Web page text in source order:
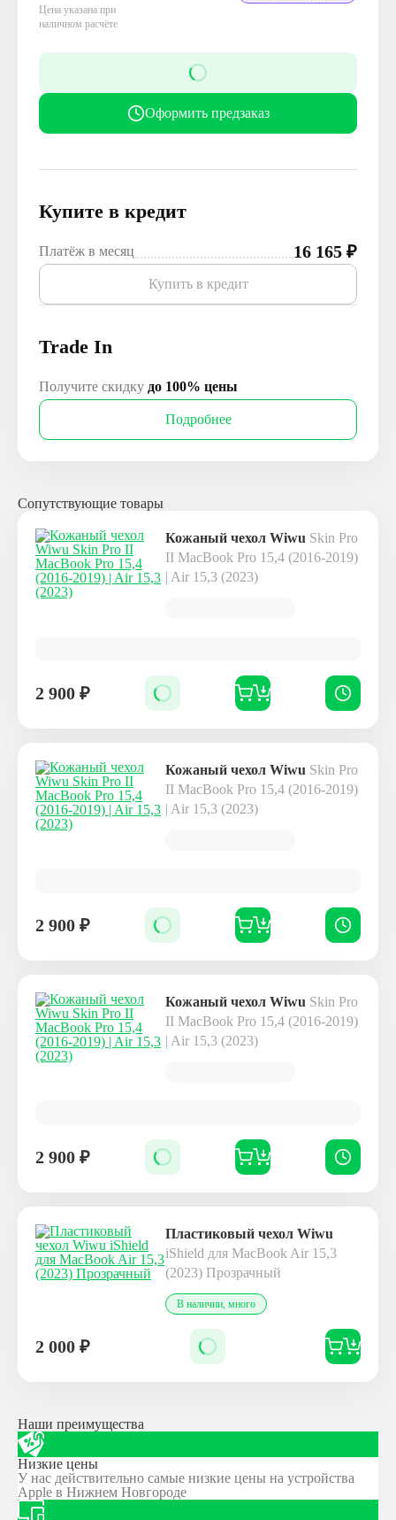
Цена указана при
наличном расчёте
Оформить предзаказ
Купите в кредит
Платёж в месяц 16 165 ₽
Купить в кредит
Trade In
Получите скидку до 100% цены
Подробнее
Сопутствующие товары
Кожаный чехол Wiwu Skin Pro
II MacBook Pro 15,4 (2016-2019)
| Air 15,3 (2023)
2 900 ₽
Кожаный чехол Wiwu Skin Pro
II MacBook Pro 15,4 (2016-2019)
| Air 15,3 (2023)
2 900 ₽
Кожаный чехол Wiwu Skin Pro
II MacBook Pro 15,4 (2016-2019)
| Air 15,3 (2023)
2 900 ₽
Пластиковый чехол Wiwu
iShield для MacBook Air 15,3
(2023) Прозрачный
В наличии, много
2 000 ₽
Наши преимущества
Низкие цены
У нас действительно самые низкие цены на устройства
Apple в Нижнем Новгороде